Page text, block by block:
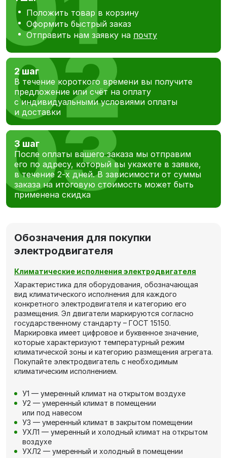
Положить товар в корзину
Оформить быстрый заказ
Отправить нам заявку на почту
2 шаг
В течение короткого времени вы получите
предложение или счёт на оплату
с индивидуальными условиями оплаты
и доставки
3 шаг
После оплаты вашего заказа мы отправим
его по адресу, который вы укажете в заявке,
в течение 2-х дней. В зависимости от суммы
заказа на итоговую стоимость может быть
применена скидка
Обозначения для покупки
электродвигателя
Климатические исполнения электродвигателя
Характеристика для оборудования, обозначающая
вид климатического исполнения для каждого
конкретного электродвигателя и категорию его
размещения. Эл двигатели маркируются согласно
государственному стандарту – ГОСТ 15150.
Маркировка имеет цифровое и буквенное значение,
которые характеризуют температурный режим
климатической зоны и категорию размещения агрегата.
Покупайте электродвигатель с необходимым
климатическим исполнением.
У1 — умеренный климат на открытом воздухе
У2 — умеренный климат в помещении
или под навесом
У3 — умеренный климат в закрытом помещении
УХЛ1 — умеренный и холодный климат на открытом
воздухе
УХЛ2 — умеренный и холодный в помещении